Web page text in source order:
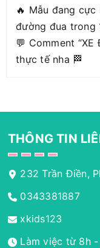
🔥 Mẫu đang
đường đua trong
💬 Comment
thực tế nha 🏁
THÔNG TIN
232 Trần Điền,
0343381887
xkids123
Làm việc từ 8h